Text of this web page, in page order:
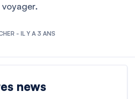
- IL Y A 3 ANS
news